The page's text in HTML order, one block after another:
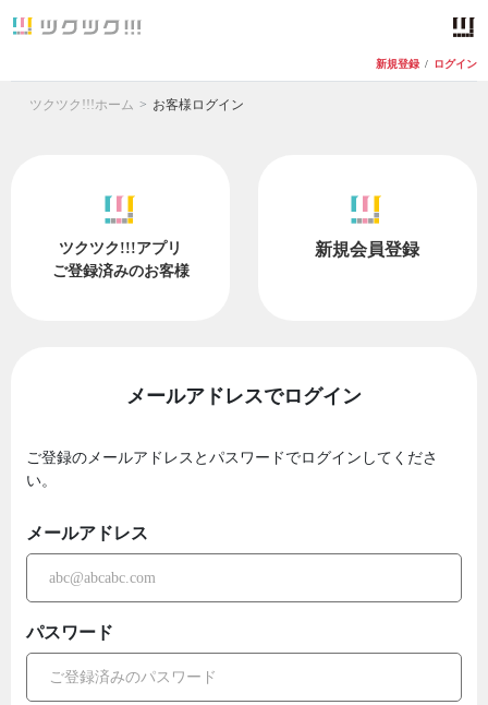
新規登録 / ログイン
ツクツク!!!ホーム お客様ログイン
ツクツク!!!アプリ
ご登録済みのお客様
新規会員登録
メールアドレスでログイン
ご登録のメールアドレスとパスワードでログインしてくださ
い。
メールアドレス
パスワード